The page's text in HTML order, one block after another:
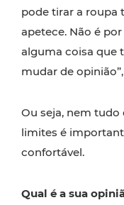
pode tirar a roupa
apetece. Não é
alguma coisa que
mudar de
Ou seja, nem tudo
limites é
confortável.
Qual é a sua